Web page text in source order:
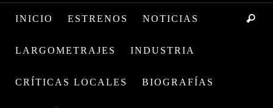
INICIO ESTRENOS NOTICIAS
LARGOMETRAJES INDUSTRIA
CRÍTICAS LOCALES BIOGRAFÍAS